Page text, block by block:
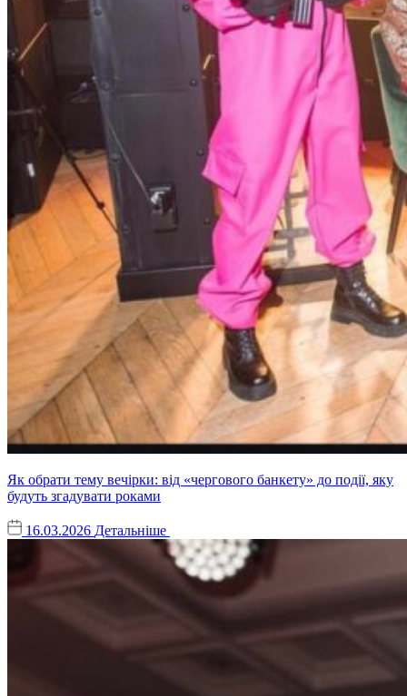
Як обрати тему вечірки: від «чергового банкету» до події, яку
будуть згадувати роками
16.03.2026 Детальніше